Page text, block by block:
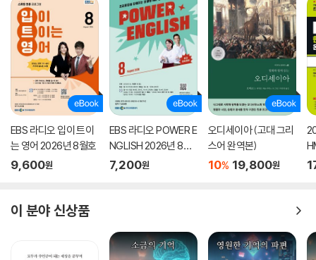
EBS 라디오 입이 트이
는 영어 2026년 8월호
9,600원
EBS 라디오 POWER E
NGLISH 2026년 8월
호
7,200원
오디세이아 (고대 그리
스어 완역본)
10% 19,800원
이 분야 신상품